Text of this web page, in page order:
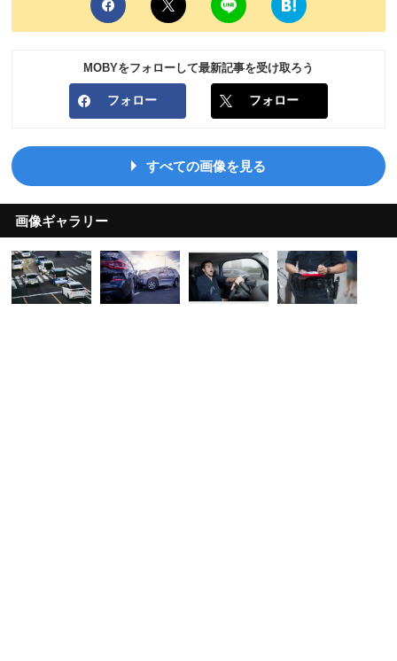
MOBYをフォローして最新記事を受け取ろう
フォロー フォロー
すべての画像を見る
画像ギャラリー